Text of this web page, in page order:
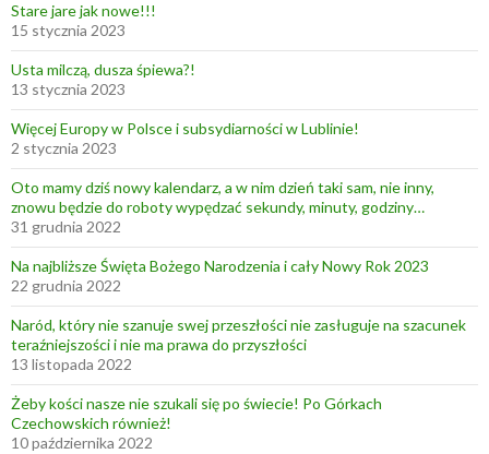
Stare jare jak nowe!!!
15 stycznia 2023
Usta milczą, dusza śpiewa?!
13 stycznia 2023
Więcej Europy w Polsce i subsydiarności w Lublinie!
2 stycznia 2023
Oto mamy dziś nowy kalendarz, a w nim dzień taki sam, nie inny,
znowu będzie do roboty wypędzać sekundy, minuty, godziny…
31 grudnia 2022
Na najbliższe Święta Bożego Narodzenia i cały Nowy Rok 2023
22 grudnia 2022
Naród, który nie szanuje swej przeszłości nie zasługuje na szacunek
teraźniejszości i nie ma prawa do przyszłości
13 listopada 2022
Żeby kości nasze nie szukali się po świecie! Po Górkach
Czechowskich również!
10 października 2022